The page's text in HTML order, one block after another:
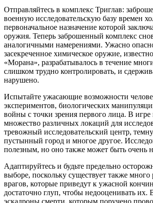
Отправляйтесь в комплекс Триглав:
военную исследовательскую базу времен
первоначальное назначение которой
оружия. Теперь заброшенный комплекс
аналогичными намерениями. Ужасно
засекреченное химическое оружие,
«Морана», разрабатывалось в течение
слишком трудно контролировать, и
нарушено.
Испытайте ужасающие возможности
экспериментов, биологических
войны с точки зрения первого лица. В игре
множество различных локаций для
тревожный исследовательский центр,
пустынный город и многое другое.
полезным, но оно также может быть очень
Адаптируйтесь и будьте предельно
выборе, поскольку существует также
врагов, которые приведут к ужасной
достаточно глуп, чтобы недооценивать их.
эскадроны смерти, которым поручено